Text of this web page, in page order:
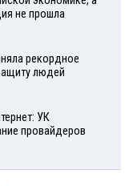
не прошла
рекордное
людей
УК
провайдеров